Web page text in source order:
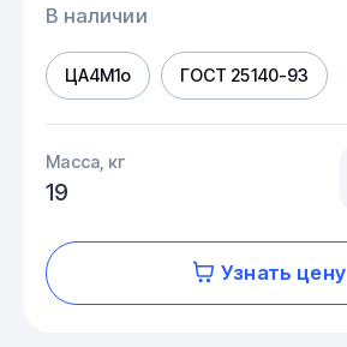
В наличии
ЦА4М1о ГОСТ 25140-93
Масса, кг
19
Узнать цену